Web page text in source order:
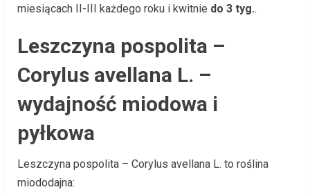
miesiącach II-III każdego roku i kwitnie do 3 tyg..
Leszczyna pospolita –
Corylus avellana L. –
wydajność miodowa i
pyłkowa
Leszczyna pospolita – Corylus avellana L. to roślina
miododajna: